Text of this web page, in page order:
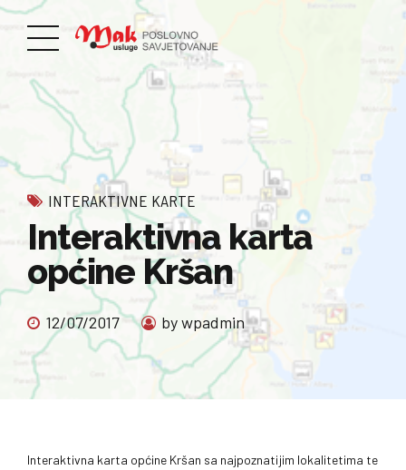
INTERAKTIVNE KARTE
Interaktivna karta
općine Kršan
12/07/2017 by wpadmin
Interaktivna karta općine Kršan sa najpoznatijim lokalitetima te